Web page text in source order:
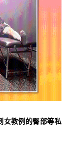
女教例的臀部等私